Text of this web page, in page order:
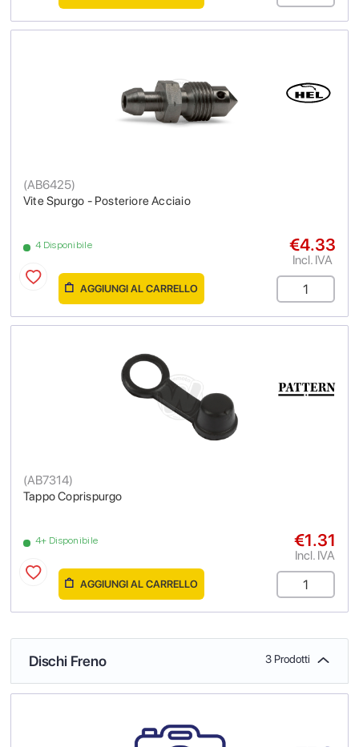
Vite Spurgo - Posteriore Acciaio
(AB6425)
4 Disponibile €4.33
Incl. IVA
AGGIUNGI AL CARRELLO
Tappo Coprispurgo
(AB7314)
4+ Disponibile €1.31
Incl. IVA
AGGIUNGI AL CARRELLO
Dischi Freno 3 Prodotti